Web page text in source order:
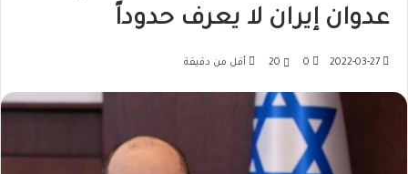
عدوان إيران لا يعرف حدوداً
2022-03-27
0
20 أقل من دقيقة